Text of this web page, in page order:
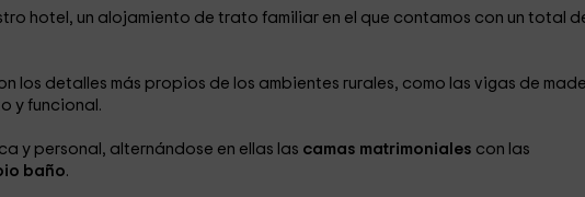
hotel, un alojamiento de trato familiar en el que contamos con un total
los detalles más propios de los ambientes rurales, como las vigas de
y funcional.
y personal, alternándose en ellas las camas matrimoniales con las
baño.